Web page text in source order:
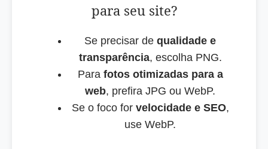
para seu site?
Se precisar de qualidade e
transparência, escolha PNG.
Para fotos otimizadas para a
web, prefira JPG ou WebP.
Se o foco for velocidade e SEO,
use WebP.